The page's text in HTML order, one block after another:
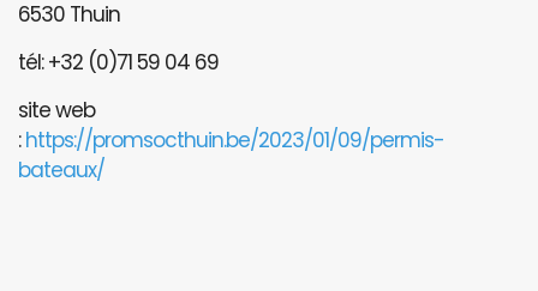
6530 Thuin
tél: +32 (0)71 59 04 69
site web
:https://promsocthuin.be/2023/01/09/permis-
bateaux/